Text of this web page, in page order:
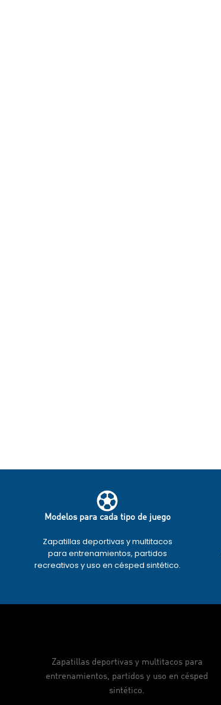
Modelos para cada tipo de juego
Zapatillas deportivas y multitacos
para entrenamientos, partidos
recreativos y uso en césped sintético.
Zapatillas deportivas y multitacos para
entrenamientos, partidos y uso en césped
sintético.